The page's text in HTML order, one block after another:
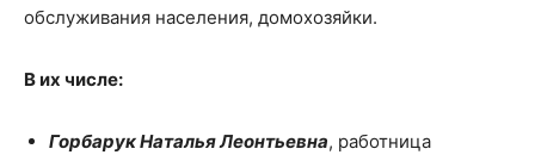
обслуживания населения, домохозяйки.
В их числе:
Горбарук Наталья Леонтьевна, работница